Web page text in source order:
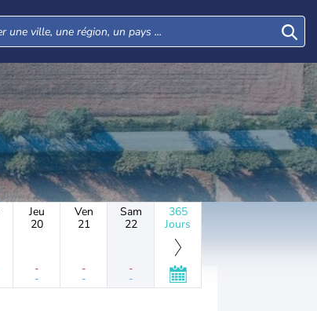
Jeu
20
-
-
Ven
21
-
-
Sam
22
-
-
365
Jours